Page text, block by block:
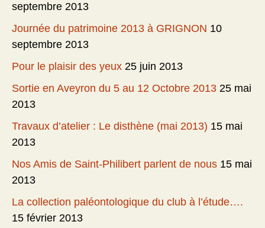
septembre 2013
Journée du patrimoine 2013 à GRIGNON 10
septembre 2013
Pour le plaisir des yeux 25 juin 2013
Sortie en Aveyron du 5 au 12 Octobre 2013 25 mai
2013
Travaux d’atelier : Le disthène (mai 2013) 15 mai
2013
Nos Amis de Saint-Philibert parlent de nous 15 mai
2013
La collection paléontologique du club à l’étude….
15 février 2013